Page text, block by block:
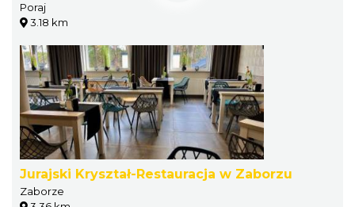
Poraj
3.18 km
Jurajski Kryształ-Restauracja w Zaborzu
Zaborze